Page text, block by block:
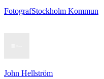
FotografStockholm Kommun
John Hellström